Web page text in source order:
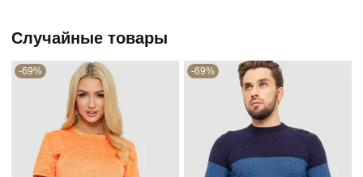
Случайные товары
-69% -69%